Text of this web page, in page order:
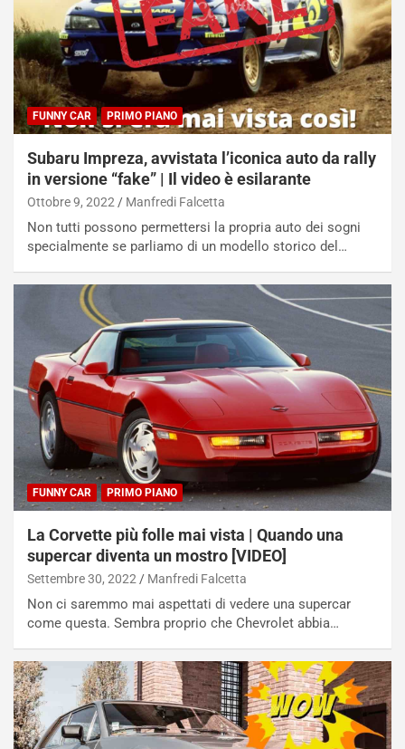
FUNNY CAR PRIMO PIANO
Subaru Impreza, avvistata l’iconica auto da rally
in versione “fake” | Il video è esilarante
Ottobre 9, 2022 Manfredi Falcetta
Non tutti possono permettersi la propria auto dei sogni
specialmente se parliamo di un modello storico del…
FUNNY CAR PRIMO PIANO
La Corvette più folle mai vista | Quando una
supercar diventa un mostro [VIDEO]
Settembre 30, 2022 Manfredi Falcetta
Non ci saremmo mai aspettati di vedere una supercar
come questa. Sembra proprio che Chevrolet abbia…